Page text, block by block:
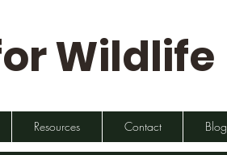
Wildlife
Resources Contact Blog